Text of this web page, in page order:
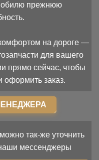
прежнюю
на дороге —
для вашего
прямо сейчас, чтобы
оформить заказ.
так-же уточнить
мессенджеры